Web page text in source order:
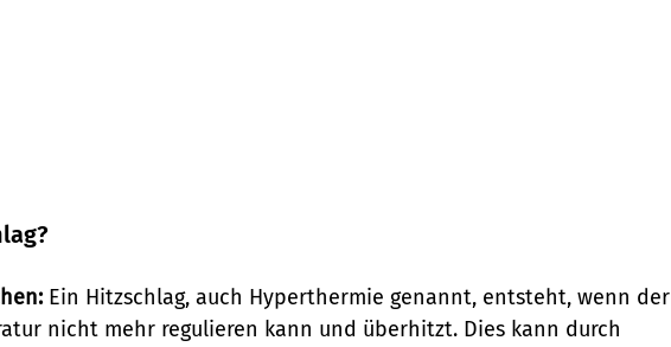
Ein Hitzschlag, auch Hyperthermie genannt, entsteht, wenn der
nicht mehr regulieren kann und überhitzt. Dies kann durch